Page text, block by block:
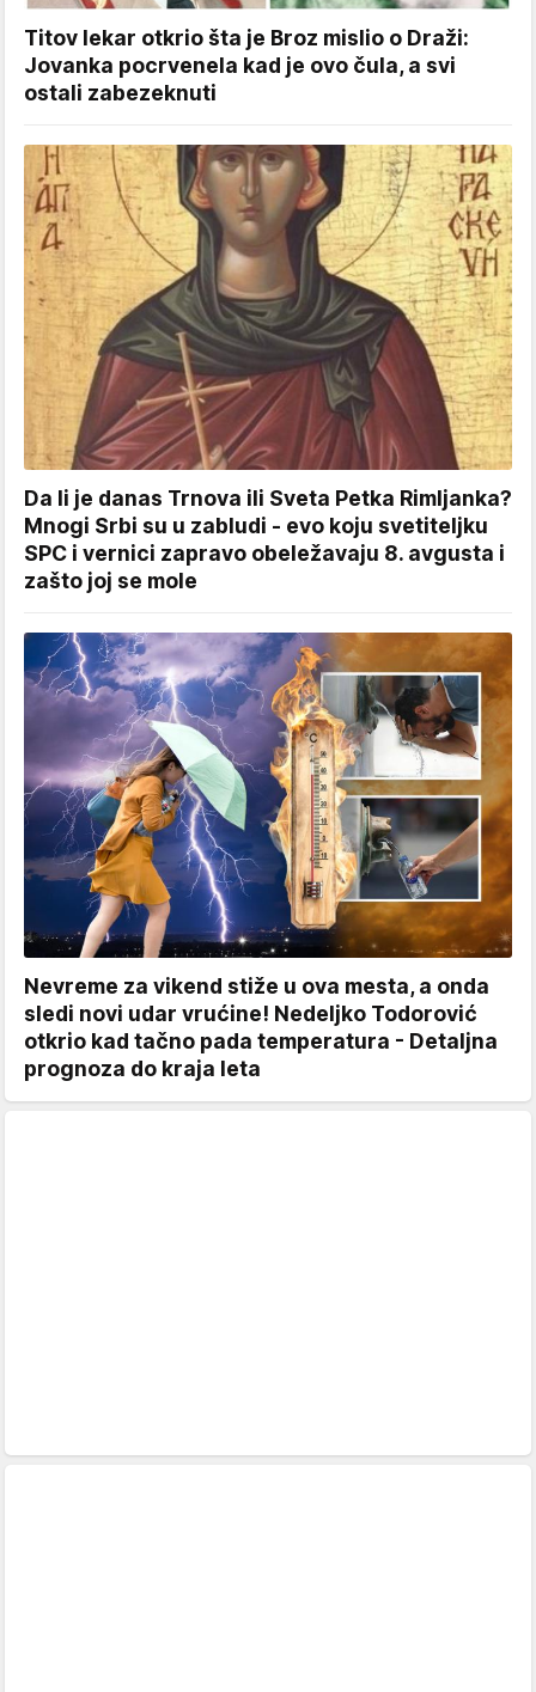
Titov lekar otkrio šta je Broz mislio o Draži:
Jovanka pocrvenela kad je ovo čula, a svi
ostali zabezeknuti
Da li je danas Trnova ili Sveta Petka Rimljanka?
Mnogi Srbi su u zabludi - evo koju svetiteljku
SPC i vernici zapravo obeležavaju 8. avgusta i
zašto joj se mole
Nevreme za vikend stiže u ova mesta, a onda
sledi novi udar vrućine! Nedeljko Todorović
otkrio kad tačno pada temperatura - Detaljna
prognoza do kraja leta